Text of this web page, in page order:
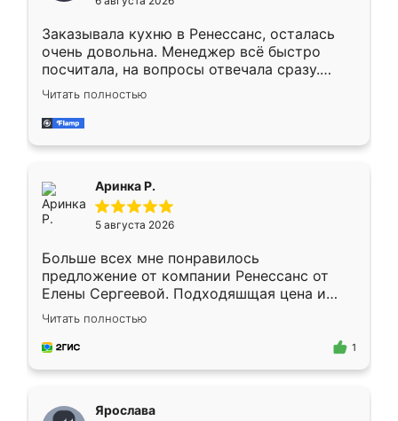
мебели буду заказывать только здесь.
Заказывала кухню в Ренессанс, осталась
очень довольна. Менеджер всё быстро
посчитала, на вопросы отвечала сразу.
Замерщик приехал в субботу, подошёл к
делу со всей ответственностью. Собрали
за день, ребята работали аккуратно, даже
Читать полностью
Аринка Р.
5 августа 2026
Больше всех мне понравилось
предложение от компании Ренессанс от
Елены Сергеевой. Подходяшщая цена и
короткие сроки изготовления. Приехавший
для замера сотрудник Владислав
предложил по моему эскизу самый
Читать полностью
1
Ярослава